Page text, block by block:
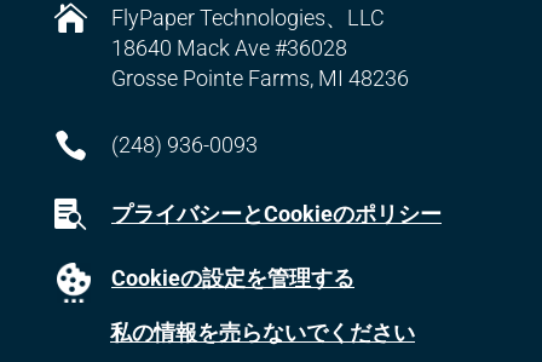

FlyPaper Technologies、LLC
18640 Mack Ave #36028
Grosse Pointe Farms, MI 48236
 (248) 936-0093
 プライバシーとCookieのポリシー
Cookieの設定を管理する
私の情報を売らないでください